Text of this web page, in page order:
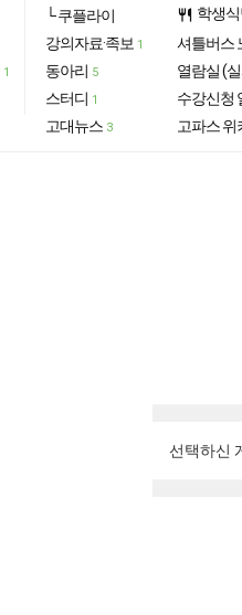
1
└ 쿠플라이
강의자료·족보 1
동아리 5
스터디 1
고대뉴스 3
restaurant 학생
셔틀버스
열람실 (
수강신청
고파스 위
선택하신